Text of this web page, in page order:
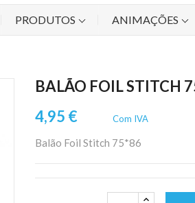
PRODUTOS ANIMAÇÕES
BALÃO FOIL STITCH
4,95 €
Com IVA
Balão Foil Stitch 75*86